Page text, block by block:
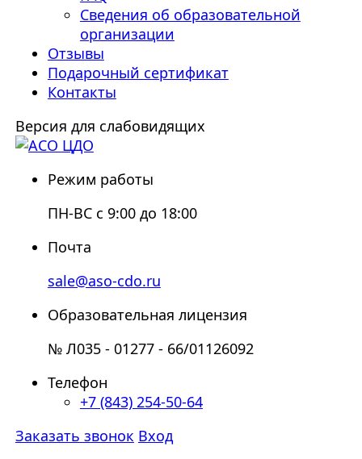
Сведения об образовательной
организации
Отзывы
Подарочный сертификат
Контакты
Версия для слабовидящих
Режим работы
ПН-ВС с 9:00 до 18:00
Почта
sale@aso-cdo.ru
Образовательная лицензия
№ Л035 - 01277 - 66/01126092
Телефон
+7 (843) 254-50-64
Заказать звонок Вход